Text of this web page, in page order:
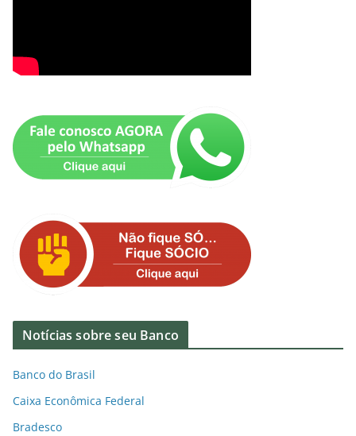
Notícias sobre seu Banco
Banco do Brasil
Caixa Econômica Federal
Bradesco